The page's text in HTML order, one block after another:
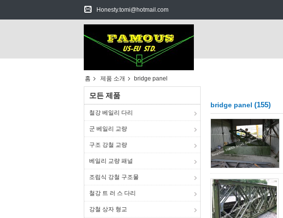
Honesty.tomi@hotmail.com
홈 제품 소개 bridge panel
모든 제품
철강 베일리 다리
군 베일리 교량
구조 강철 교량
베일리 교량 패널
조립식 강철 구조물
철강 트 러 스 다리
강철 상자 형교
bridge panel (155)